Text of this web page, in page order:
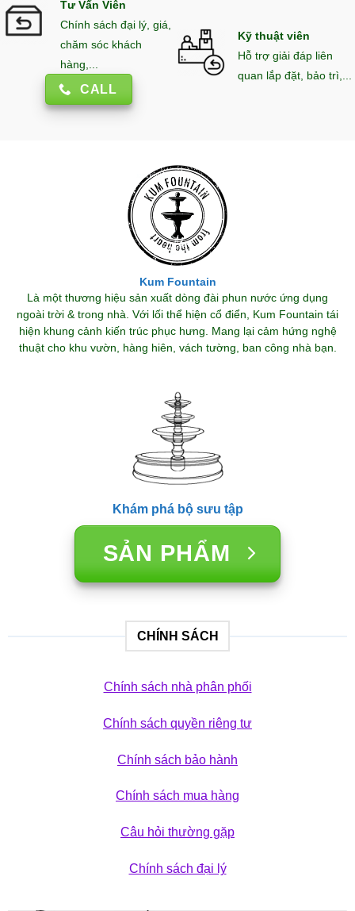
Tư Vấn Viên
Chính sách đại lý, giá,
chăm sóc khách
hàng,...
CALL
Kỹ thuật viên
Hỗ trợ giải đáp liên
quan lắp đặt, bảo trì,...
Kum Fountain
Là một thương hiệu sản xuất dòng đài phun nước ứng dụng
ngoài trời & trong nhà. Với lối thể hiện cổ điển, Kum Fountain tái
hiện khung cảnh kiến trúc phục hưng. Mang lại cảm hứng nghệ
thuật cho khu vườn, hàng hiên, vách tường, ban công nhà bạn.
Khám phá bộ sưu tập
SẢN PHẨM
CHÍNH SÁCH
Chính sách nhà phân phối
Chính sách quyền riêng tư
Chính sách bảo hành
Chính sách mua hàng
Câu hỏi thường gặp
Chính sách đại lý